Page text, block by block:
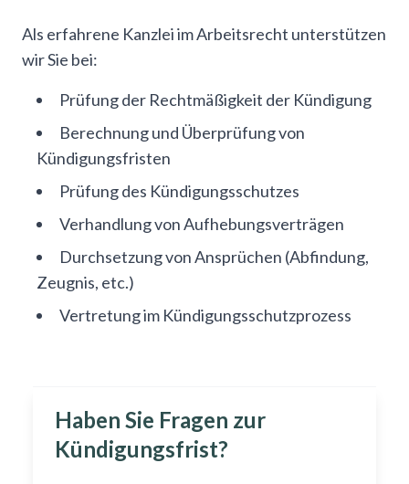
Als erfahrene Kanzlei im Arbeitsrecht unterstützen
wir Sie bei:
Prüfung der Rechtmäßigkeit der Kündigung
Berechnung und Überprüfung von
Kündigungsfristen
Prüfung des Kündigungsschutzes
Verhandlung von Aufhebungsverträgen
Durchsetzung von Ansprüchen (Abfindung,
Zeugnis, etc.)
Vertretung im Kündigungsschutzprozess
Haben Sie Fragen zur
Kündigungsfrist?